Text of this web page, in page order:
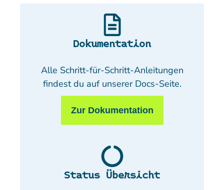
Dokumentation
Alle Schritt-für-Schritt-Anleitungen
findest du auf unserer Docs-Seite.
Zur Dokumentation
Status Übersicht